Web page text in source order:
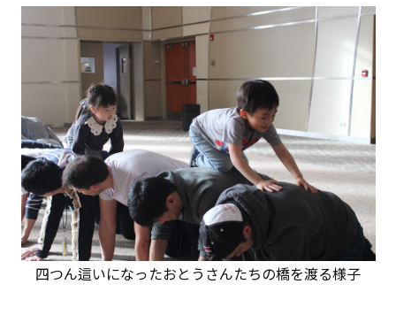
四つん這いになったおとうさんたちの橋を渡る様子